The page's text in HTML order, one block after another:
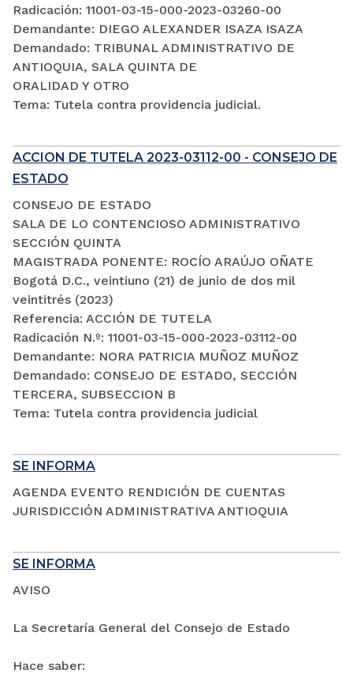
Radicación: 11001-03-15-000-2023-03260-00
Demandante: DIEGO ALEXANDER ISAZA ISAZA
Demandado: TRIBUNAL ADMINISTRATIVO DE
ANTIOQUIA, SALA QUINTA DE
ORALIDAD Y OTRO
Tema: Tutela contra providencia judicial.
ACCION DE TUTELA 2023-03112-00 - CONSEJO DE
ESTADO
CONSEJO DE ESTADO
SALA DE LO CONTENCIOSO ADMINISTRATIVO
SECCIÓN QUINTA
MAGISTRADA PONENTE: ROCÍO ARAÚJO OÑATE
Bogotá D.C., veintiuno (21) de junio de dos mil
veintitrés (2023)
Referencia: ACCIÓN DE TUTELA
Radicación N.º: 11001-03-15-000-2023-03112-00
Demandante: NORA PATRICIA MUÑOZ MUÑOZ
Demandado: CONSEJO DE ESTADO, SECCIÓN
TERCERA, SUBSECCION B
Tema: Tutela contra providencia judicial
SE INFORMA
AGENDA EVENTO RENDICIÓN DE CUENTAS
JURISDICCIÓN ADMINISTRATIVA ANTIOQUIA
SE INFORMA
AVISO
La Secretaría General del Consejo de Estado
Hace saber: